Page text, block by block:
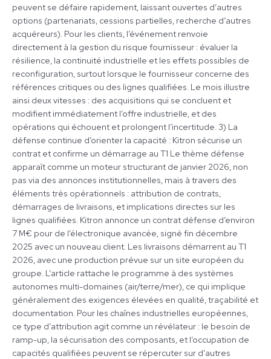
peuvent se défaire rapidement, laissant ouvertes d’autres
options (partenariats, cessions partielles, recherche d’autres
acquéreurs). Pour les clients, l’événement renvoie
directement à la gestion du risque fournisseur : évaluer la
résilience, la continuité industrielle et les effets possibles de
reconfiguration, surtout lorsque le fournisseur concerne des
références critiques ou des lignes qualifiées. Le mois illustre
ainsi deux vitesses : des acquisitions qui se concluent et
modifient immédiatement l’offre industrielle, et des
opérations qui échouent et prolongent l’incertitude. 3) La
défense continue d’orienter la capacité : Kitron sécurise un
contrat et confirme un démarrage au T1 Le thème défense
apparaît comme un moteur structurant de janvier 2026, non
pas via des annonces institutionnelles, mais à travers des
éléments très opérationnels : attribution de contrats,
démarrages de livraisons, et implications directes sur les
lignes qualifiées. Kitron annonce un contrat défense d’environ
7 M€ pour de l’électronique avancée, signé fin décembre
2025 avec un nouveau client. Les livraisons démarrent au T1
2026, avec une production prévue sur un site européen du
groupe. L’article rattache le programme à des systèmes
autonomes multi-domaines (air/terre/mer), ce qui implique
généralement des exigences élevées en qualité, traçabilité et
documentation. Pour les chaînes industrielles européennes,
ce type d’attribution agit comme un révélateur : le besoin de
ramp-up, la sécurisation des composants, et l’occupation de
capacités qualifiées peuvent se répercuter sur d’autres